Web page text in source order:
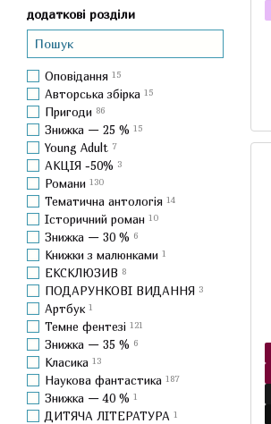
додаткові розділи
Оповідання 15
Авторська збірка 15
Пригоди 86
Знижка — 25 % 15
Young Adult 7
АКЦІЯ -50% 3
Романи 130
Тематична антологія 14
Історичний роман 10
Знижка — 30 % 6
Книжки з малюнками 1
ЕКСКЛЮЗИВ 8
ПОДАРУНКОВІ ВИДАННЯ 3
Артбук 1
Темне фентезі 121
Знижка — 35 % 6
Класика 13
Наукова фантастика 187
Знижка — 40 % 1
ДИТЯЧА ЛІТЕРАТУРА 1